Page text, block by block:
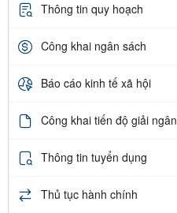
Thông tin quy hoạch
Công khai ngân sách
Báo cáo kinh tế xã hội
Công khai tiến độ giải ngân
Thông tin tuyển dụng
Thủ tục hành chính